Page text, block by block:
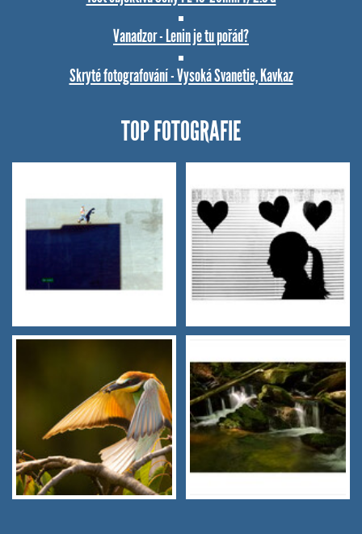
Vanadzor - Lenin je tu pořád?
Skryté fotografování - Vysoká Svanetie, Kavkaz
TOP FOTOGRAFIE